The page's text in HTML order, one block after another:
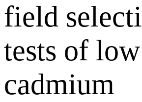
field
tests of low
cadmium